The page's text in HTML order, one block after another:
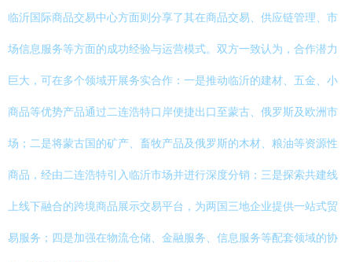
临沂国际商品交易中心方面则分享了其在商品交易、供应链管理、市
场信息服务等方面的成功经验与运营模式。双方一致认为，合作潜力
巨大，可在多个领域开展务实合作：一是推动临沂的建材、五金、小
商品等优势产品通过二连浩特口岸便捷出口至蒙古、俄罗斯及欧洲市
场；二是将蒙古国的矿产、畜牧产品及俄罗斯的木材、粮油等资源性
商品，经由二连浩特引入临沂市场并进行深度分销；三是探索共建线
上线下融合的跨境商品展示交易平台，为两国三地企业提供一站式贸
易服务；四是加强在物流仓储、金融服务、信息服务等配套领域的协